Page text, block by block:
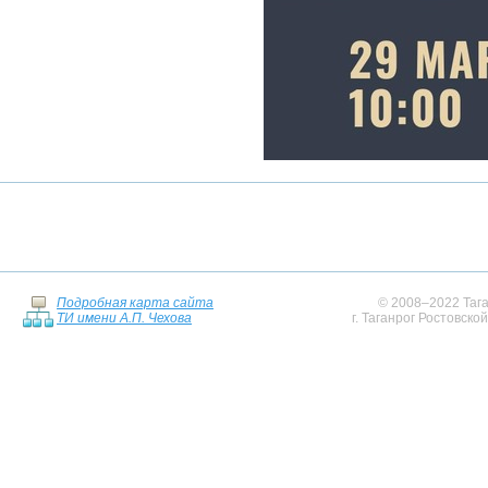
Подробная карта сайта
ТИ имени А.П. Чехова
© 2008–2022
г. Таганрог